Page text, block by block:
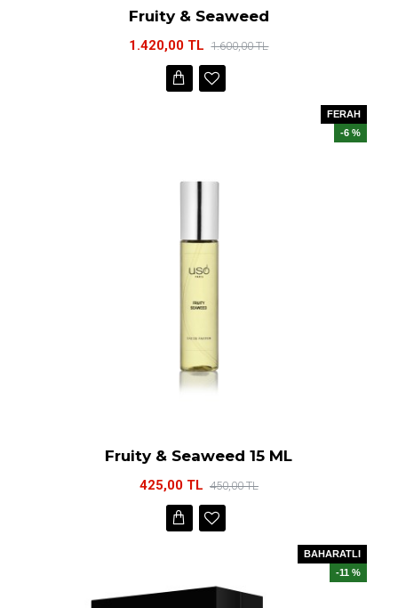
Fruity & Seaweed
1.420,00 TL 1.600,00 TL
FERAH
-6 %
Fruity & Seaweed 15 ML
425,00 TL 450,00 TL
BAHARATLI
-11 %